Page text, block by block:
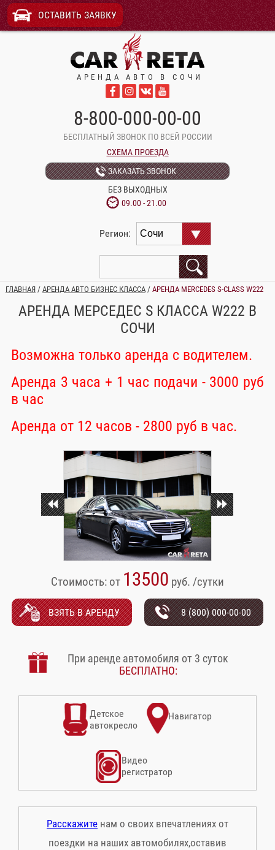
ОСТАВИТЬ ЗАЯВКУ
АРЕНДА АВТО В СОЧИ
8-800-000-00-00
БЕСПЛАТНЫЙ ЗВОНОК ПО ВСЕЙ РОССИИ
СХЕМА ПРОЕЗДА
ЗАКАЗАТЬ ЗВОНОК
БЕЗ ВЫХОДНЫХ
09.00 - 21.00
Регион:
ГЛАВНАЯ/ АРЕНДА АВТО БИЗНЕС КЛАССА/ АРЕНДА MERCEDES S-CLASS W222
АРЕНДА МЕРСЕДЕС S КЛАССА W222 В
СОЧИ
Возможна только аренда с водителем.
Аренда 3 часа + 1 час подачи - 3000 руб
в час
Аренда от 12 часов - 2800 руб в час.
Стоимость: от 13500 руб. /сутки
ВЗЯТЬ В АРЕНДУ 8 (800) 000-00-00
При аренде автомобиля от 3 суток
БЕСПЛАТНО:
Детское
автокресло
Навигатор
Видео
регистратор
Расскажите нам о своих впечатлениях от
поездки на наших автомобилях,оставив